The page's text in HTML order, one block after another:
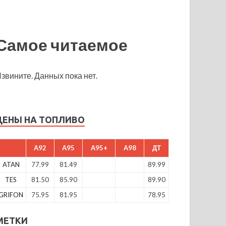
читаемое
Данных пока нет.
НА ТОПЛИВО
A92 A95 A95+ A98 ДТ
ATAN 77.99 81.49
89.99
TES
81.50 85.90
89.90
75.95 81.95 78.95